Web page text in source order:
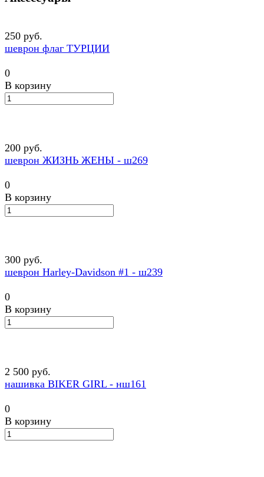
250 руб.
шеврон флаг ТУРЦИИ
0
В корзину
200 руб.
шеврон ЖИЗНЬ ЖЕНЫ - ш269
0
В корзину
300 руб.
шеврон Harley-Davidson #1 - ш239
0
В корзину
2 500 руб.
нашивка BIKER GIRL - нш161
0
В корзину